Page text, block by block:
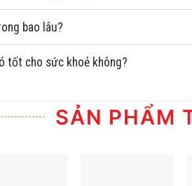
bao lâu?
tốt cho sức khoẻ không?
SẢN PHẨM